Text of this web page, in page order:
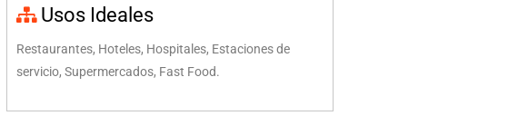
Usos Ideales
Restaurantes, Hoteles, Hospitales, Estaciones de
servicio, Supermercados, Fast Food.